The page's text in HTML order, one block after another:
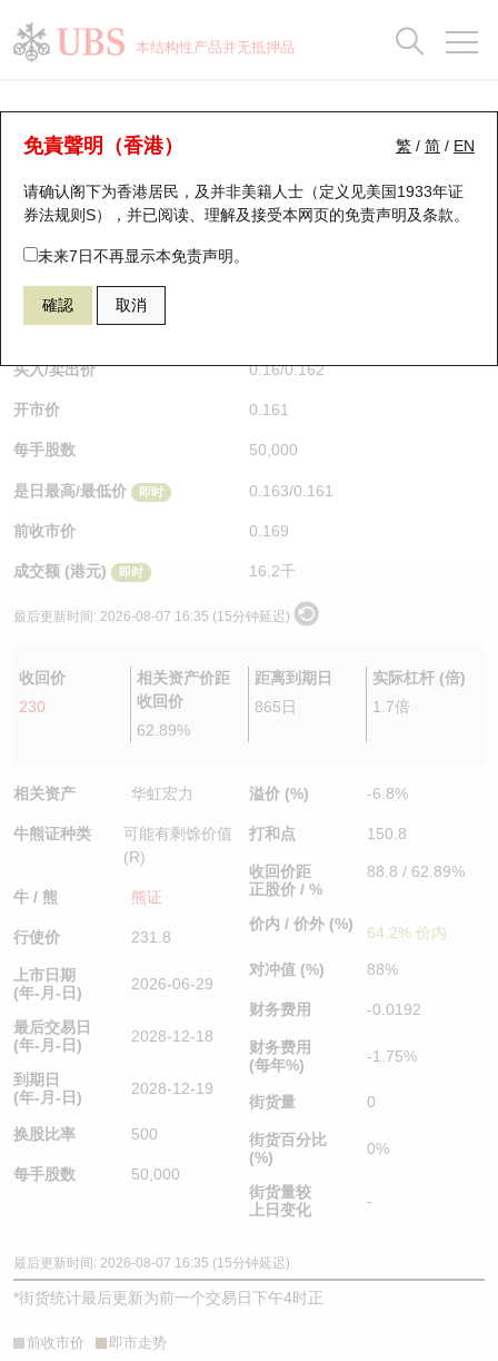
本结构性产品并无抵押品
繁 / 简 / EN
免責聲明（香港）
请确认阁下为香港居民，及并非美籍人士（定义见美国1933年证
券法规则S），并已阅读、理解及接受本网页的免责声明及条款。
未来7日不再显示本免责声明。
確認 取消
牛熊证分析仪
表现 街货统计 比较
66680 瑞银熊证 1347 华虹宏力
$0.162 0.007
买入/卖出价 0.16/0.162
开市价 0.161
每手股数 50,000
是日最高/最低价 即时 0.163/0.161
前收市价 0.169
成交额 (港元) 即时 16.2千
最后更新时间: 2026-08-07 16:35 (15分钟延迟)
收回价
230
相关资产价距
收回价
62.89%
距离到期日
865日
实际杠杆 (倍)
1.7倍
相关资产 华虹宏力
牛熊证种类
可能有剩馀价值
(R)
牛 / 熊 熊证
行使价 231.8
上市日期
(年-月-日)
2026-06-29
最后交易日
(年-月-日)
2028-12-18
到期日
(年-月-日)
2028-12-19
换股比率 500
每手股数 50,000
溢价 (%) -6.8%
打和点 150.8
收回价距
正股价 / %
88.8 / 62.89%
价内 / 价外 (%) 64.2% 价内
对冲值 (%) 88%
财务费用 -0.0192
财务费用
(每年%)
-1.75%
街货量 0
街货百分比
(%)
0%
街货量较
上日变化
-
最后更新时间: 2026-08-07 16:35 (15分钟延迟)
*街货统计最后更新为前一个交易日下午4时正
前收市价 即市走势
瑞银认股证一览
新发行瑞银认股证
即将到期认股证
认股证到期结算价查找
认股证分析仪
认股证速算机
认股证/牛熊证日志
认股证文件及公告
街货统计
比较
牛熊全景快搜
牛熊证搜寻
牛熊证街货分布图
正股牛熊证列表
新发行瑞银牛熊证
已收回牛熊证剩余价值
牛熊证到期结算价查找
牛熊证分析仪
牛熊证文件及公告
街货统计
比较
十大升幅/跌幅
十大认股证成交分布
十天股证占大市成交
资金流
街货统计
三十大平均引伸波幅
正股分析仪
二十大活跃股份
恒指成份股
国指成份股
科指成份股
相关资产沽空
中资ETFs溢价比较
AH 股价对照
持股比重
显示所有持股比重
每月轮证大市专题
轮证专栏
讲座及教育短片
认股证投资者教育
牛熊证投资者教育
认股证牛熊证常问问题